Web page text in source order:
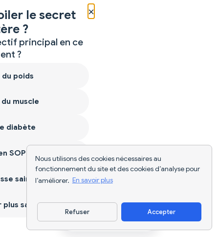
Nous utilisons des cookies nécessaires au
fonctionnement du site et des cookies d’analyse pour
l’améliorer. En savoir plus
Refuser Accepter
Télécharger l'appli
×
le secret
?
principal en ce
?
poids
muscle
diabète
SOPK
saine
sain